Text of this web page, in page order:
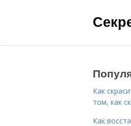
Как
том, как
Как